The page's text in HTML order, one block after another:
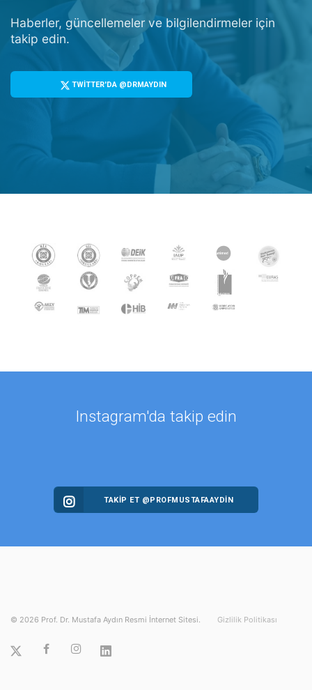
Haberler, güncellemeler ve bilgilendirmeler için
takip edin.
TWİTTER'DA @DRMAYDIN
Instagram'da takip edin
TAKİP ET @PROFMUSTAFAAYDIN
© 2026 Prof. Dr. Mustafa Aydın Resmi İnternet Sitesi. Gizlilik Politikası